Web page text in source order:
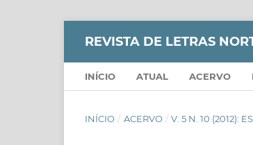
REVISTA DE LETRAS
INÍCIO ATUAL ACERVO
INÍCIO / ACERVO / V. 5 N. 10 (2012):